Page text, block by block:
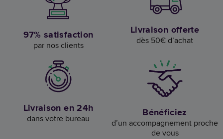
97% satisfaction
par nos clients
Livraison offerte
dès 50€ d’achat
Livraison en 24h
dans votre bureau Bénéficiez
d’un accompagnement proche
de vous